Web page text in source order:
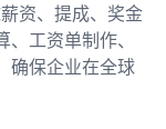
资、提成、奖金
工资单制作、
确保企业在全球